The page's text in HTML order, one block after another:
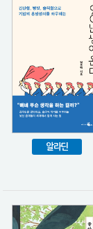
알라딘